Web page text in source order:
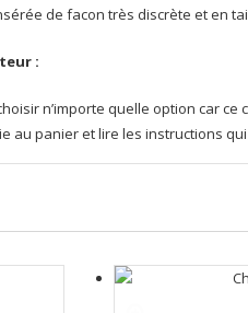
de facon très discrète et en
:
n’importe quelle option car
au panier et lire les instructions